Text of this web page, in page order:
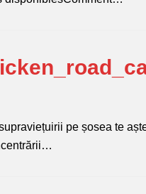
pe șosea te